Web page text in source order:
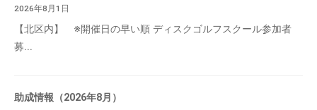
2026年8月1日
【北区内】 ※開催日の早い順 ディスクゴルフスクール参加者
募...
助成情報（2026年8月）